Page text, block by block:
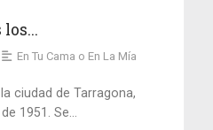
En Tu Cama o En La Mía
ciudad de Tarragona,
1951. Se...